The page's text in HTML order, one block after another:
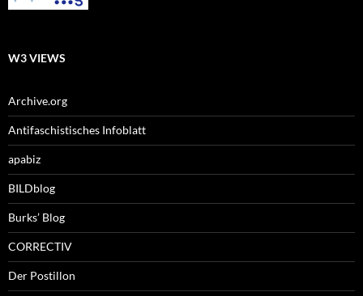
W3 VIEWS
Archive.org
Antifaschistisches Infoblatt
apabiz
BILDblog
Burks’ Blog
CORRECTIV
Der Postillon